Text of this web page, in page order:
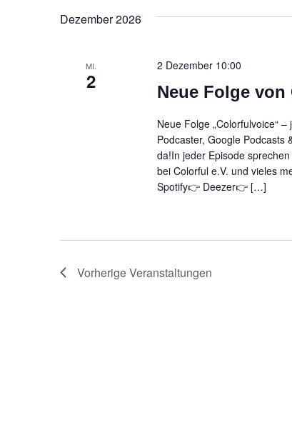
Dezember 2026
MI.
2 Neue Folge
2 Dezember 10:00
Neue Folge „Colorfulvoice“
Podcaster, Google Podcasts
da!In jeder Episode
bei Colorful e.V. und vieles
Spotify👉 Deezer👉 […]
VorherigeVeranstaltungen